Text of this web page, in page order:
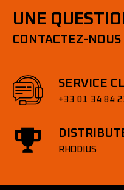
UNE
CONTACTEZ-NOUS
SERVICE
+33 01 34 84
RHODIUS